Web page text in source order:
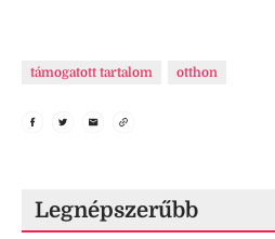
támogatott tartalom otthon
Legnépszerűbb